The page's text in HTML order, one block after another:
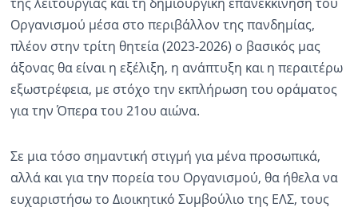
Οργανισμού μέσα στο περιβάλλον της πανδημίας,
πλέον στην τρίτη θητεία (2023-2026) ο βασικός μας
άξονας θα είναι η εξέλιξη, η ανάπτυξη και η περαιτέρω
εξωστρέφεια, με στόχο την εκπλήρωση του οράματος
για την Όπερα του 21ου αιώνα.
Σε μια τόσο σημαντική στιγμή για μένα προσωπικά,
αλλά και για την πορεία του Οργανισμού, θα ήθελα να
ευχαριστήσω το Διοικητικό Συμβούλιο της ΕΛΣ, τους